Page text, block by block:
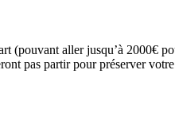
(pouvant aller jusqu’à 2000€
pas partir pour préserver